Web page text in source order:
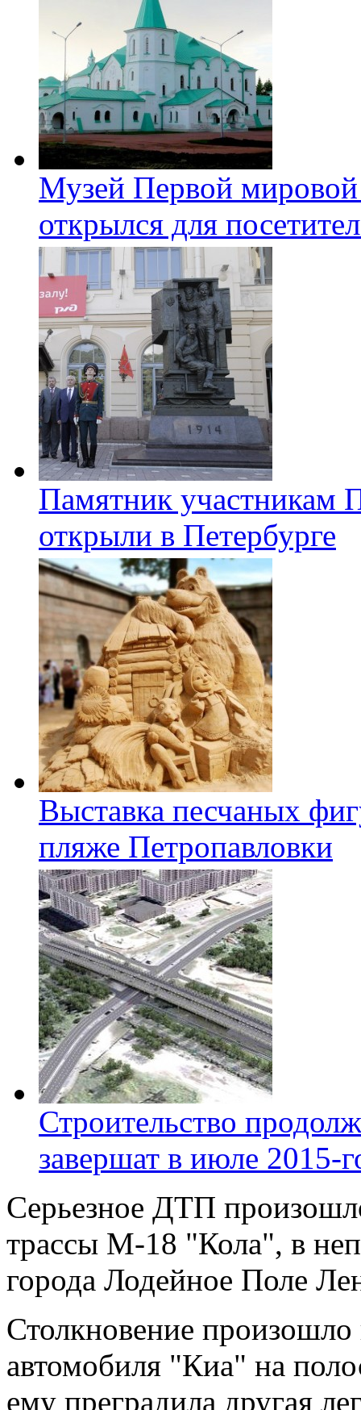
Музей Первой
открылся для
Памятник участникам
открыли в Петербурге
Выставка песчаных
пляже Петропавловки
Строительство
завершат в июле 2015-
Серьезное ДТП
трассы М-18 "Кола", в
города Лодейное Поле
Столкновение произошло
автомобиля "Киа" на
ему преградила другая